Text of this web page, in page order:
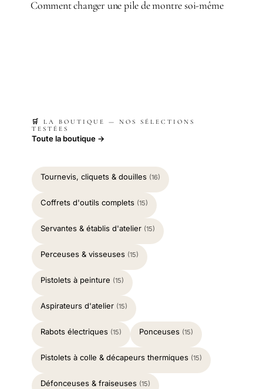
Comment changer une pile de montre soi-même
🛒 LA BOUTIQUE — NOS SÉLECTIONS
TESTÉES
Toute la boutique →
Tournevis, cliquets & douilles (16)
Coffrets d'outils complets (15)
Servantes & établis d'atelier (15)
Perceuses & visseuses (15)
Pistolets à peinture (15)
Aspirateurs d'atelier (15)
Rabots électriques (15) Ponceuses (15)
Pistolets à colle & décapeurs thermiques (15)
Défonceuses & fraiseuses (15)